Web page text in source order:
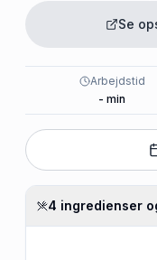
Se
Arbejdstid
- min
4 ingredienser